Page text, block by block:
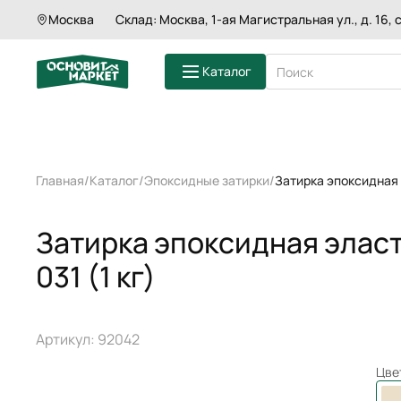
Москва Склад: Москва, 1-ая Магистральная ул., д. 16,
Каталог
ШПАКЛЕВКИ
КЛЕИ ДЛЯ
Главная Каталог Эпоксидные затирки Затирка
Затирка эпоксидная эластичная
Затирка эпоксидная
031 (1 кг)
Артикул: 92042